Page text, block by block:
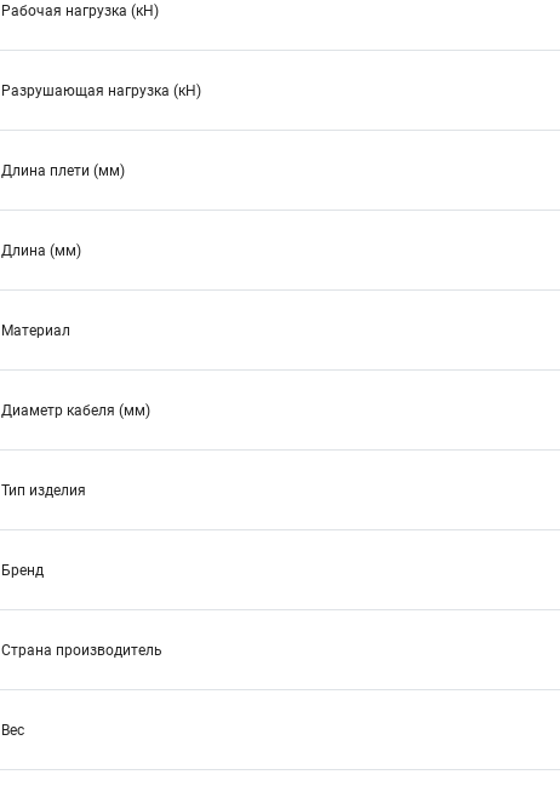
Рабочая нагрузка (кН)
Разрушающая нагрузка (кН)
Длина плети (мм)
Длина (мм)
Материал
Диаметр кабеля (мм)
Тип изделия
Бренд
Страна производитель
Вес